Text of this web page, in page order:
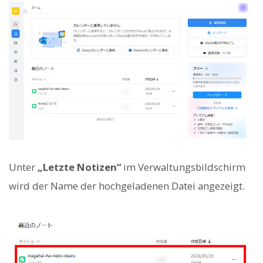
Unter „Letzte Notizen“im Verwaltungsbildschirm
wird der Name der hochgeladenen Datei angezeigt.